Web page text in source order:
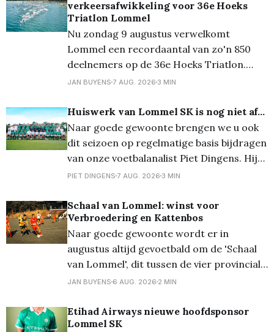
10 minuten het balbezit. Echte kansjes
kwamen
verkeersafwikkeling voor 36e Hoeks
Triatlon Lommel
Nu zondag 9 augustus verwelkomt
Lommel een recordaantal van zo'n 850
deelnemers op de 36e Hoeks Triatlon.
Door de voorspelde tropische
maatregelen om de wedstrijden veilig te
laten verlopen. De kwart-, sprint- en
triotriatlon zijn volledig volzet en ook de
vernieuwde Just 4
JAN BUYENS 7 AUG. 2026 3 MIN
Huiswerk van Lommel SK is nog niet af...
Naar goede gewoonte brengen we u ook
dit seizoen op regelmatige basis bijdragen
van onze voetbalanalist Piet Dingens. Hij
fileerde voor ons de ploeg die het moet
League... Lee Johnson is een toffe pee.
Laat daar geen twijfel over bestaan. Maar
in HBvL bekijkt
PIET DINGENS 7 AUG. 2026 3 MIN
Schaal van Lommel: winst voor
Verbroedering en Kattenbos
Naar goede gewoonte wordt er in
augustus altijd gevoetbald om de 'Schaal
van Lommel', dit tussen de vier provinciale
Lommelse clubs. Vanavond stonden op het
op het programma. En daarbij kwam
Verbroedering uit tegen Grenstrappers
JAN BUYENS 6 AUG. 2026 2 MIN
Etihad Airways nieuwe hoofdsponsor
Lommel SK